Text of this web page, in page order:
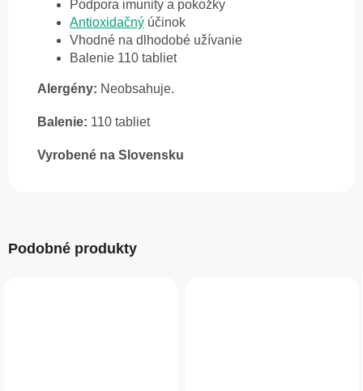
Podpora imunity a pokožky
Antioxidačný účinok
Vhodné na dlhodobé užívanie
Balenie 110 tabliet
Alergény: Neobsahuje.
Balenie: 110 tabliet
Vyrobené na Slovensku
Podobné produkty